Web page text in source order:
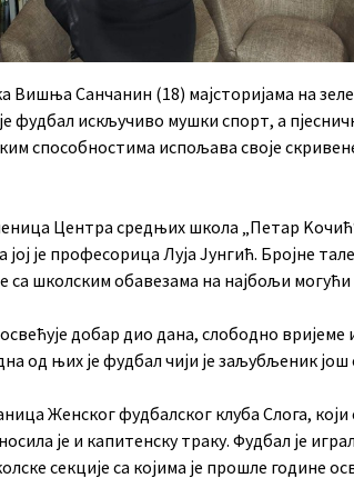
Вишња Санчанин (18) мајсторијама на
фудбал искључиво мушки спорт, а
способностима испољава своје
Центра средњих школа „Петар
је професорица Луја Јунгић. Бројне
са школским обавезама на најбољи
добар дио дана, слободно вријеме
од њих је фудбал чији је заљубљеник још
Женског фудбалског клуба Слога, који
је и капитенску траку. Фудбал је
секције са којима је прошле године